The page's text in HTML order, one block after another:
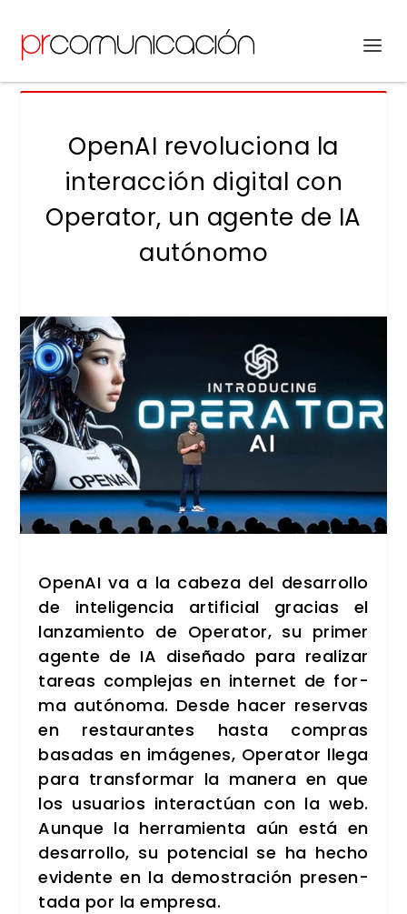
OpenAI revoluciona la
interacción digital con
Operator, un agente de IA
autónomo
Ope­nAI va a la cabe­za del desa­rro­llo
de inte­li­gen­cia arti­fi­cial gra­cias el
lan­za­mien­to de Ope­ra­tor, su pri­mer
agen­te de IA dise­ña­do para rea­li­zar
tareas com­ple­jas en inter­net de for­
ma autó­no­ma. Des­de hacer reser­vas
en res­tau­ran­tes has­ta com­pras
basa­das en imá­ge­nes, Ope­ra­tor lle­ga
para trans­for­mar la mane­ra en que
los usua­rios inter­ac­túan con la web.
Aun­que la herra­mien­ta aún está en
desa­rro­llo, su poten­cial se ha hecho
evi­den­te en la demos­tra­ción pre­sen­
ta­da por la empre­sa.